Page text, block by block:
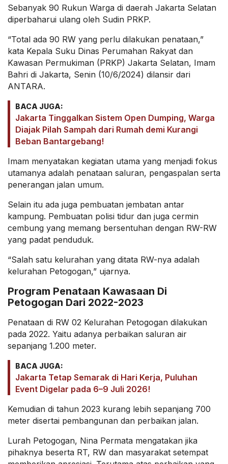
Sebanyak 90 Rukun Warga di daerah Jakarta Selatan
diperbaharui ulang oleh Sudin PRKP.
“Total ada 90 RW yang perlu dilakukan penataan,”
kata Kepala Suku Dinas Perumahan Rakyat dan
Kawasan Permukiman (PRKP) Jakarta Selatan, Imam
Bahri di Jakarta, Senin (10/6/2024) dilansir dari
ANTARA.
BACA JUGA:
Jakarta Tinggalkan Sistem Open Dumping, Warga
Diajak Pilah Sampah dari Rumah demi Kurangi
Beban Bantargebang!
Imam menyatakan kegiatan utama yang menjadi fokus
utamanya adalah penataan saluran, pengaspalan serta
penerangan jalan umum.
Selain itu ada juga pembuatan jembatan antar
kampung. Pembuatan polisi tidur dan juga cermin
cembung yang memang bersentuhan dengan RW-RW
yang padat penduduk.
“Salah satu kelurahan yang ditata RW-nya adalah
kelurahan Petogogan,” ujarnya.
Program Penataan Kawasaan Di
Petogogan Dari 2022-2023
Penataan di RW 02 Kelurahan Petogogan dilakukan
pada 2022. Yaitu adanya perbaikan saluran air
sepanjang 1.200 meter.
BACA JUGA:
Jakarta Tetap Semarak di Hari Kerja, Puluhan
Event Digelar pada 6–9 Juli 2026!
Kemudian di tahun 2023 kurang lebih sepanjang 700
meter disertai pembangunan dan perbaikan jalan.
Lurah Petogogan, Nina Permata mengatakan jika
pihaknya beserta RT, RW dan masyarakat setempat